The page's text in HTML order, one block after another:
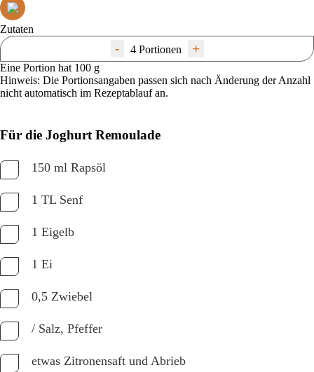
Zutaten
- 4 Portionen +
Eine Portion hat 100 g
Hinweis: Die Portionsangaben passen sich nach Änderung der Anzahl
nicht automatisch im Rezeptablauf an.
Für die Joghurt Remoulade
150 ml Rapsöl
1 TL Senf
1 Eigelb
1 Ei
0,5 Zwiebel
/ Salz, Pfeffer
etwas Zitronensaft und Abrieb